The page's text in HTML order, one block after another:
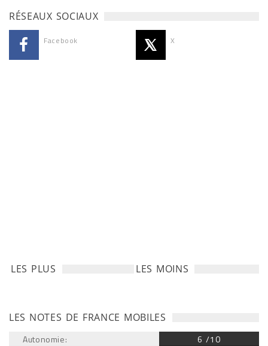
RÉSEAUX SOCIAUX
Facebook X
LES PLUS LES MOINS
LES NOTES DE FRANCE MOBILES
Autonomie:
6 /10